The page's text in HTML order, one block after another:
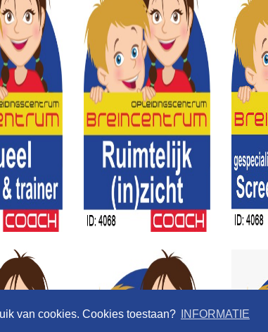
van cookies. Cookies toestaan? INFORMATIE